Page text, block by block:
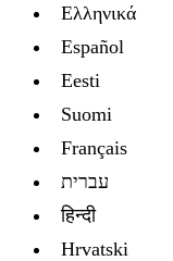
Ελληνικά
Español
Eesti
Suomi
Français
עברית
हिन्दी
Hrvatski